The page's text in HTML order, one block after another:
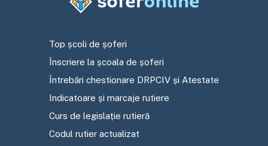
Top școli de șoferi
Înscriere la școala de șoferi
Întrebări chestionare DRPCIV și Atestate
Indicatoare și marcaje rutiere
Curs de legislație rutieră
Codul rutier actualizat